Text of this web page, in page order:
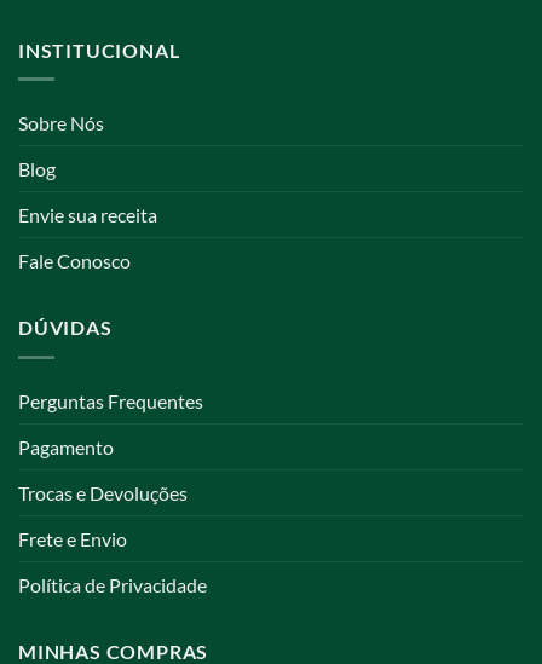
INSTITUCIONAL
Sobre Nós
Blog
Envie sua receita
Fale Conosco
DÚVIDAS
Perguntas Frequentes
Pagamento
Trocas e Devoluções
Frete e Envio
Política de Privacidade
MINHAS COMPRAS